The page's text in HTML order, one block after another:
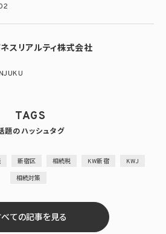
スリアルティ株式会社
TAGS
題のハッシュタグ
新宿区 相続税 KW新宿 KWJ
相続対策
べての記事を見る